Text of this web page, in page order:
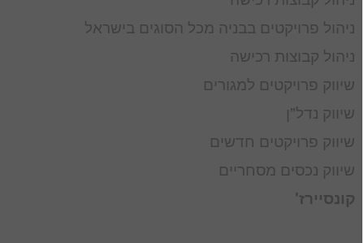
ניהול פרויקטים בבניה מכל הסוגים בישראל
ניהול קבוצות רכישה
שיווק פרויקטים למגורים
שיווק נדל"ן
שיווק פרויקטים חדשים
שיווק נכסים מסחריים
קונסיירז'